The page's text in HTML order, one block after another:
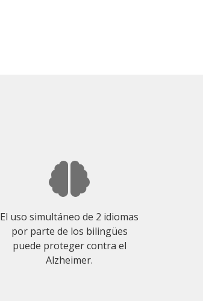
El uso simultáneo de 2 idiomas
por parte de los bilingües
puede proteger contra el
Alzheimer.